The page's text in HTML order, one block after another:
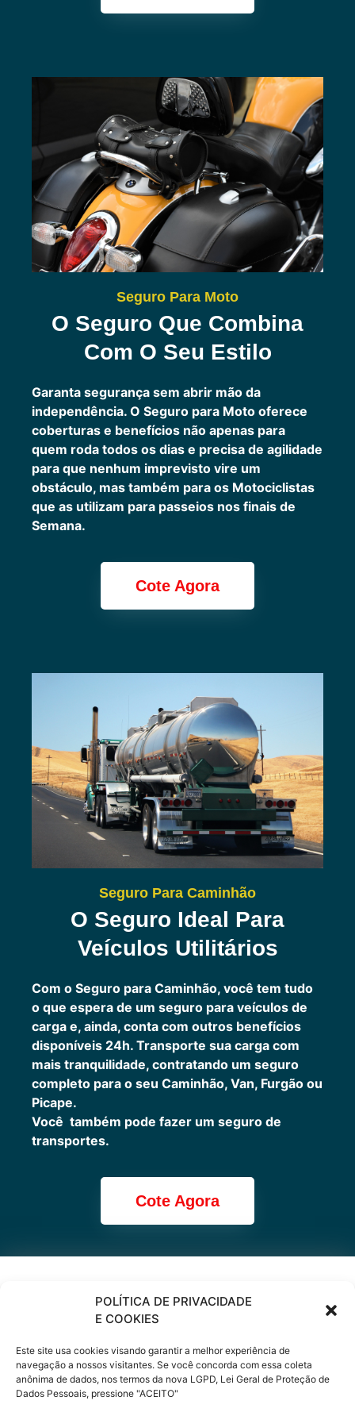
POLÍTICA DE PRIVACIDADE
E COOKIES
Este site usa cookies visando garantir a melhor experiência de
navegação a nossos visitantes. Se você concorda com essa coleta
anônima de dados, nos termos da nova LGPD, Lei Geral de Proteção de
Dados Pessoais, pressione "ACEITO"
Seguro Para Moto
O Seguro Que Combina
Com O Seu Estilo
Garanta segurança sem abrir mão da
independência. O Seguro para Moto oferece
coberturas e benefícios não apenas para
quem roda todos os dias e precisa de agilidade
para que nenhum imprevisto vire um
obstáculo, mas também para os Motociclistas
que as utilizam para passeios nos finais de
Semana.
Cote Agora
Seguro Para Caminhão
O Seguro Ideal Para
Veículos Utilitários
Com o Seguro para Caminhão, você tem tudo
o que espera de um seguro para veículos de
carga e, ainda, conta com outros benefícios
disponíveis 24h. Transporte sua carga com
mais tranquilidade, contratando um seguro
completo para o seu Caminhão, Van, Furgão ou
Picape.
Você também pode fazer um seguro de
transportes.
Cote Agora
Cote online ou
peça via
WhatsApp